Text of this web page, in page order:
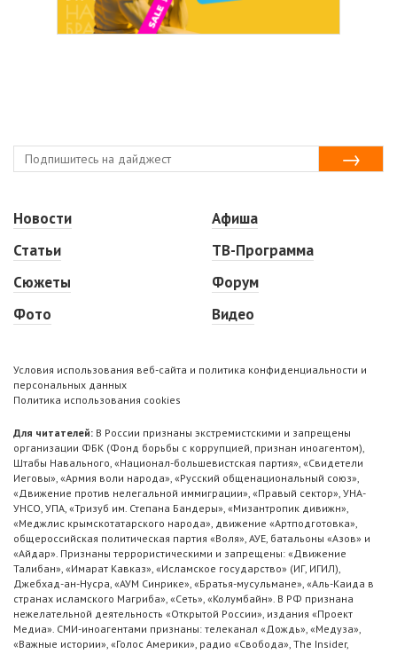
Новости
Статьи
Сюжеты
Фото
Афиша
ТВ-Программа
Форум
Видео
Условия использования веб-сайта и политика конфиденциальности и
персональных данных
Политика использования cookies
Для читателей: В России признаны экстремистскими и запрещены
организации ФБК (Фонд борьбы с коррупцией, признан иноагентом),
Штабы Навального, «Национал-большевистская партия», «Свидетели
Иеговы», «Армия воли народа», «Русский общенациональный союз»,
«Движение против нелегальной иммиграции», «Правый сектор», УНА-
УНСО, УПА, «Тризуб им. Степана Бандеры», «Мизантропик дивижн»,
«Меджлис крымскотатарского народа», движение «Артподготовка»,
общероссийская политическая партия «Воля», АУЕ, батальоны «Азов» и
«Айдар». Признаны террористическими и запрещены: «Движение
Талибан», «Имарат Кавказ», «Исламское государство» (ИГ, ИГИЛ),
Джебхад-ан-Нусра, «АУМ Синрике», «Братья-мусульмане», «Аль-Каида в
странах исламского Магриба», «Сеть», «Колумбайн». В РФ признана
нежелательной деятельность «Открытой России», издания «Проект
Медиа». СМИ-иноагентами признаны: телеканал «Дождь», «Медуза»,
«Важные истории», «Голос Америки», радио «Свобода», The Insider,